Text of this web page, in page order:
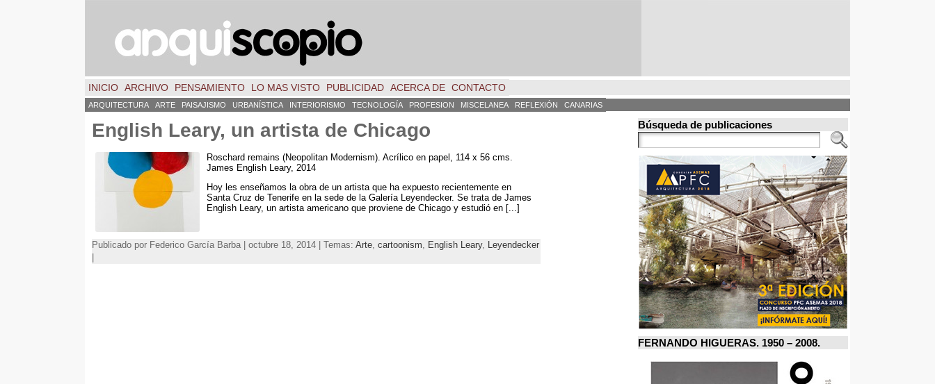
INICIO ARCHIVO PENSAMIENTO LO MAS VISTO PUBLICIDAD ACERCA DE CONTACTO
ARQUITECTURA ARTE PAISAJISMO URBANÍSTICA INTERIORISMO TECNOLOGÍA PROFESION MISCELANEA REFLEXIÓN CANARIAS
English Leary, un artista de Chicago
Roschard remains (Neopolitan Modernism). Acrílico en papel, 114 x 56 cms.
James English Leary, 2014
Hoy les enseñamos la obra de un artista que ha expuesto recientemente en
Santa Cruz de Tenerife en la sede de la Galería Leyendecker. Se trata de James
English Leary, un artista americano que proviene de Chicago y estudió en [...]
Publicado por Federico García Barba | octubre 18, 2014 | Temas: Arte cartoonism English Leary,
Leyendecker
Búsqueda de publicaciones
FERNANDO HIGUERAS. 1950 – 2008.